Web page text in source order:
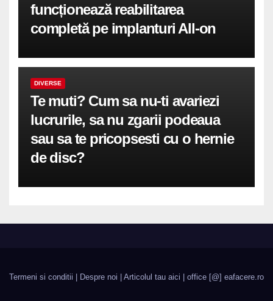
funcționează reabilitarea
completă pe implanturi All-on
DIVERSE
Te muti? Cum sa nu-ti avariezi
lucrurile, sa nu zgarii podeaua
sau sa te pricopsesti cu o hernie
de disc?
Termeni si conditii Despre noi Articolul tau aici | office [@] eafacere.ro